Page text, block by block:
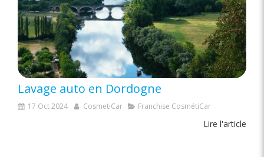
Lavage auto en Dordogne
17 Oct 2024 CosmetiCar Franchise CosmétiCar
Lire l'article